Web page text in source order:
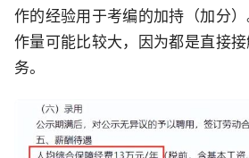
作的经验用于考编的加持（加分
作量可能比较大，因为都是直接
务。